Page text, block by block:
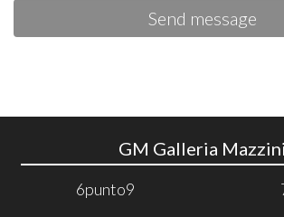
Send message
GM Galleria Mazzini
6punto9